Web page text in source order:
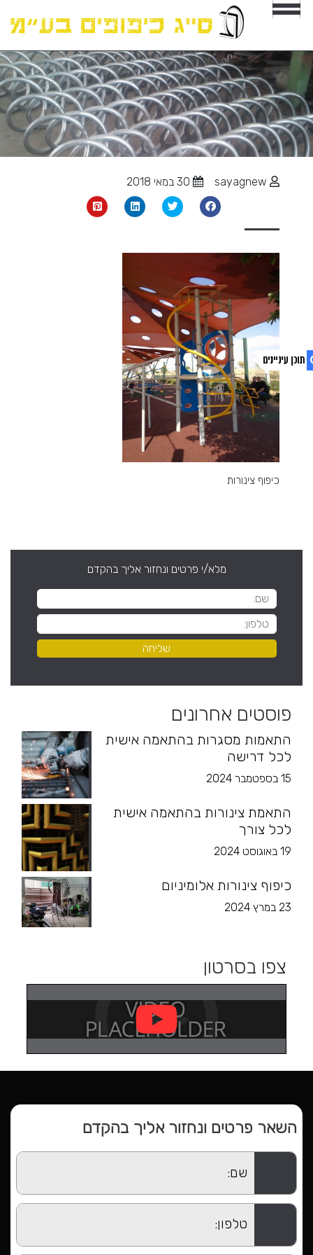
כיפוף צינורות
מלא/י פרטים ונחזור אליך בהקדם
פוסטים אחרונים
התאמות מסגרות בהתאמה אישית
לכל דרישה
15 בספטמבר 2024
התאמת צינורות בהתאמה אישית
לכל צורך
19 באוגוסט 2024
כיפוף צינורות אלומיניום
23 במרץ 2024
צפו בסרטון
השאר פרטים ונחזור אליך בהקדם